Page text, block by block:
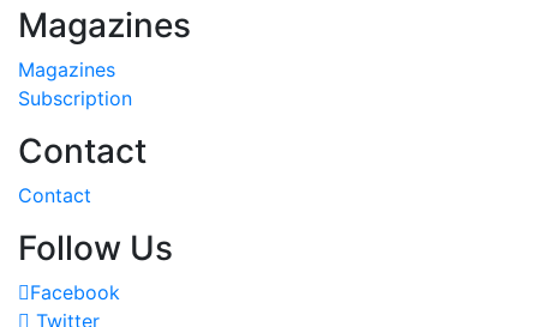
Magazines
Magazines
Subscription
Contact
Contact
Follow Us
Facebook
Twitter